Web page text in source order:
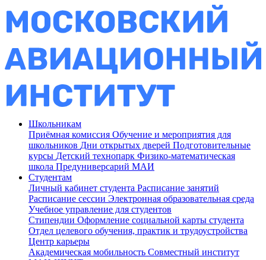
Школьникам
Приёмная комиссия Обучение и мероприятия для
школьников Дни открытых дверей Подготовительные
курсы Детский технопарк Физико-математическая
школа Предуниверсарий МАИ
Студентам
Личный кабинет студента Расписание занятий
Расписание сессии Электронная образовательная среда
Учебное управление для студентов
Стипендии Оформление социальной карты студента
Отдел целевого обучения, практик и трудоустройства
Центр карьеры
Академическая мобильность Совместный институт